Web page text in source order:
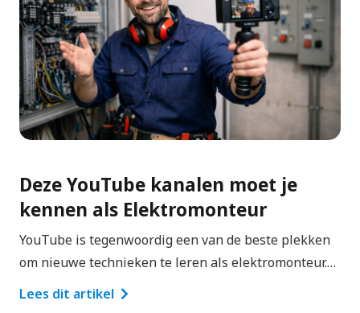
Deze YouTube kanalen moet je
kennen als Elektromonteur
YouTube is tegenwoordig een van de beste plekken
om nieuwe technieken te leren als elektromonteur.…
Lees dit artikel